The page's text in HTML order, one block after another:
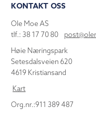
KONTAKT OSS
Ole Moe AS
tlf.: 38 17 70 80
Høie Næringspark
Setesdalsveien 620
4619 Kristiansand
Kart
Org.nr.:911 389 487